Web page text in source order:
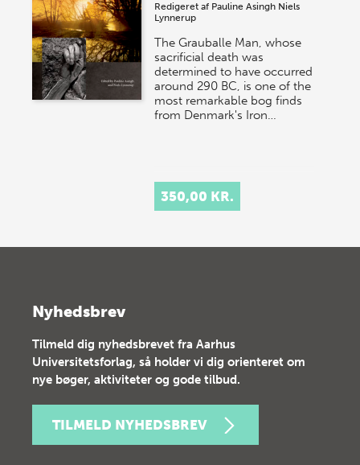
Redigeret af Pauline Asingh Niels
Lynnerup
The Grauballe Man, whose
sacrificial death was
determined to have occurred
around 290 BC, is one of the
most remarkable bog finds
from Denmark's Iron…
350,00 KR.
Nyhedsbrev
Tilmeld dig nyhedsbrevet fra Aarhus
Universitetsforlag, så holder vi dig orienteret om
nye bøger, aktiviteter og gode tilbud.
TILMELD NYHEDSBREV